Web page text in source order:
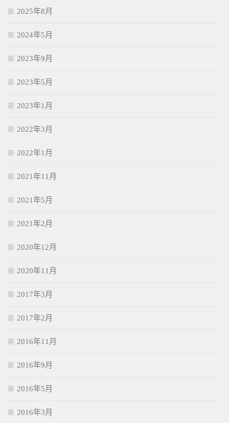
2025年8月
2024年5月
2023年9月
2023年5月
2023年1月
2022年3月
2022年1月
2021年11月
2021年5月
2021年2月
2020年12月
2020年11月
2017年3月
2017年2月
2016年11月
2016年9月
2016年5月
2016年3月